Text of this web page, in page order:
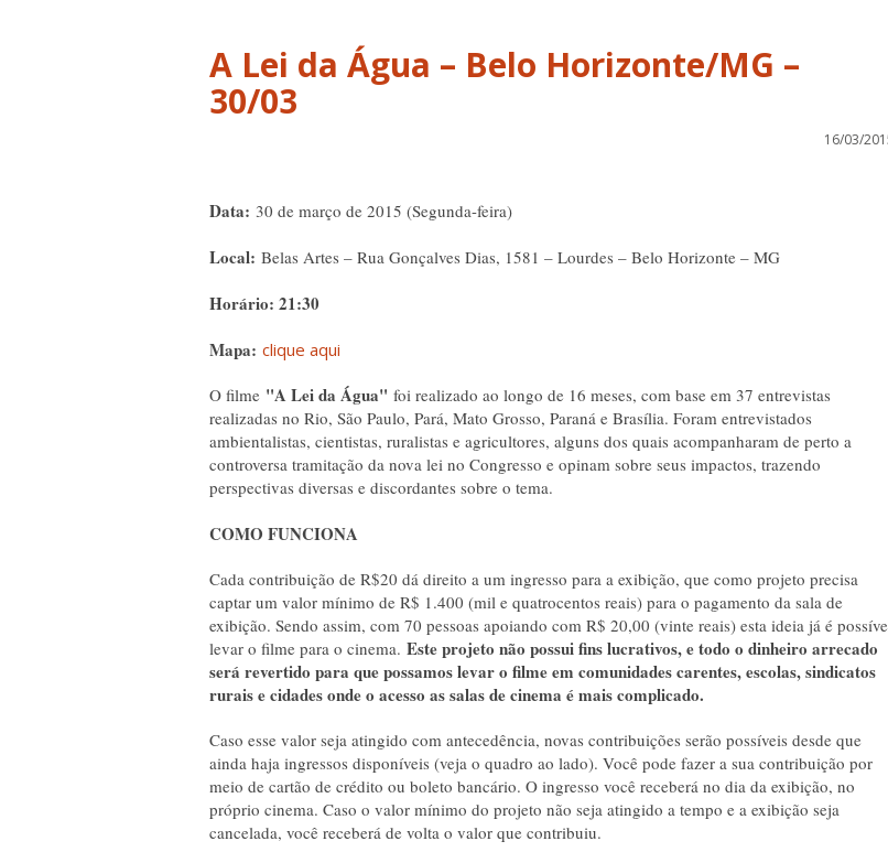
A Lei da Água – Belo Horizonte/MG –
30/03
16/03/
Data: 30 de março de 2015 (Segunda-feira)
Local: Belas Artes – Rua Gonçalves Dias, 1581 – Lourdes – Belo Horizonte – MG
Horário: 21:30
Mapa: clique aqui
O filme "A Lei da Água" foi realizado ao longo de 16 meses, com base em 37 entrevistas
realizadas no Rio, São Paulo, Pará, Mato Grosso, Paraná e Brasília. Foram entrevistados
ambientalistas, cientistas, ruralistas e agricultores, alguns dos quais acompanharam de perto a
controversa tramitação da nova lei no Congresso e opinam sobre seus impactos, trazendo
perspectivas diversas e discordantes sobre o tema.
COMO FUNCIONA
Cada contribuição de R$20 dá direito a um ingresso para a exibição, que como projeto precisa
captar um valor mínimo de R$ 1.400 (mil e quatrocentos reais) para o pagamento da sala de
exibição. Sendo assim, com 70 pessoas apoiando com R$ 20,00 (vinte reais) esta ideia já é
levar o filme para o cinema. Este projeto não possui fins lucrativos, e todo o dinheiro arrecado
será revertido para que possamos levar o filme em comunidades carentes, escolas, sindicatos
rurais e cidades onde o acesso as salas de cinema é mais complicado.
Caso esse valor seja atingido com antecedência, novas contribuições serão possíveis desde que
ainda haja ingressos disponíveis (veja o quadro ao lado). Você pode fazer a sua contribuição por
meio de cartão de crédito ou boleto bancário. O ingresso você receberá no dia da exibição, no
próprio cinema. Caso o valor mínimo do projeto não seja atingido a tempo e a exibição seja
cancelada, você receberá de volta o valor que contribuiu.